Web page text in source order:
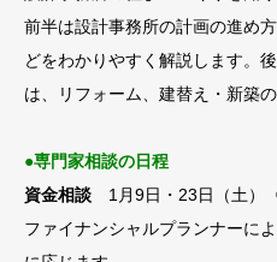
前半は設計事務所の計画の進め
どをわかりやすく解説します。
は、リフォーム、建替え・新築
●専門家相談の日程
資金相談 1月9日・23日（土）〈
ファイナンシャルプランナーに